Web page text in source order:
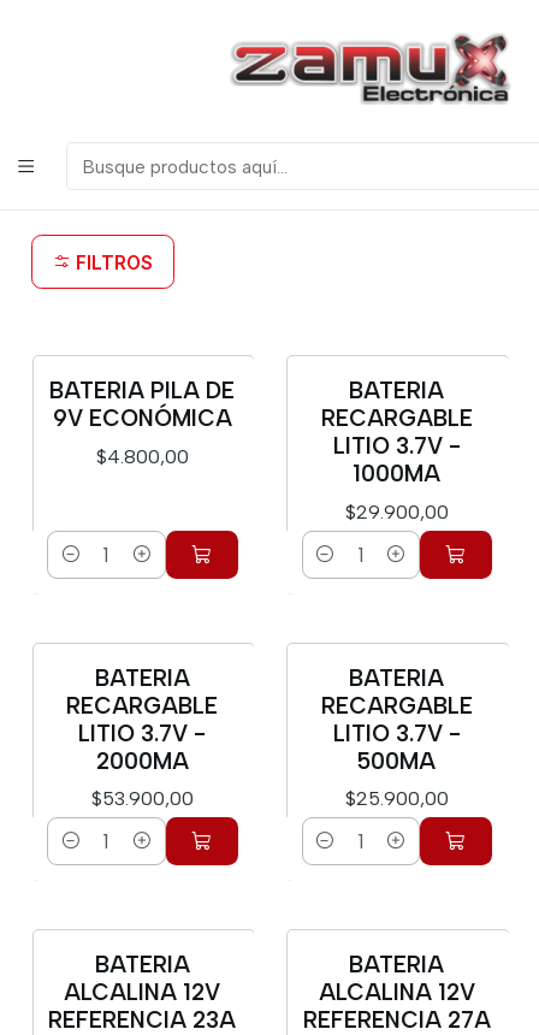
ELECTRONICOS, ROBOTICA & TECNOLOGIA
Herramientas Baterias
Baterias
FILTROS
BATERIA PILA DE
9V ECONÓMICA
$4.800,00
Cantidad
BATERIA
RECARGABLE
LITIO 3.7V -
1000MA
$29.900,00
Cantidad
BATERIA
RECARGABLE
LITIO 3.7V -
2000MA
$53.900,00
Cantidad
BATERIA
RECARGABLE
LITIO 3.7V -
500MA
$25.900,00
Cantidad
BATERIA
ALCALINA 12V
REFERENCIA 23A
BATERIA
ALCALINA 12V
REFERENCIA 27A